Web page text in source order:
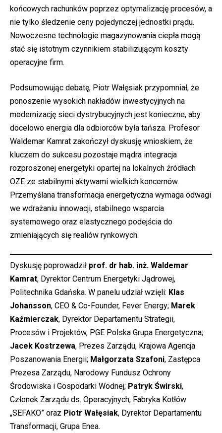
końcowych rachunków poprzez optymalizację procesów, a
nie tylko śledzenie ceny pojedynczej jednostki prądu.
Nowoczesne technologie magazynowania ciepła mogą
stać się istotnym czynnikiem stabilizującym koszty
operacyjne firm.
Podsumowując debatę, Piotr Wałęsiak przypomniał, że
ponoszenie wysokich nakładów inwestycyjnych na
modernizację sieci dystrybucyjnych jest konieczne, aby
docelowo energia dla odbiorców była tańsza. Profesor
Waldemar Kamrat zakończył dyskusję wnioskiem, że
kluczem do sukcesu pozostaje mądra integracja
rozproszonej energetyki opartej na lokalnych źródłach
OZE ze stabilnymi aktywami wielkich koncernów.
Przemyślana transformacja energetyczna wymaga odwagi
we wdrażaniu innowacji, stabilnego wsparcia
systemowego oraz elastycznego podejścia do
zmieniających się realiów rynkowych.
Dyskusję poprowadził prof. dr hab. inż. Waldemar
Kamrat, Dyrektor Centrum Energetyki Jądrowej,
Politechnika Gdańska. W panelu udział wzięli: Klas
Johansson, CEO & Co-Founder, Fever Energy; Marek
Kaźmierczak, Dyrektor Departamentu Strategii,
Procesów i Projektów, PGE Polska Grupa Energetyczna;
Jacek Kostrzewa, Prezes Zarządu, Krajowa Agencja
Poszanowania Energii; Małgorzata Szafoni, Zastępca
Prezesa Zarządu, Narodowy Fundusz Ochrony
Środowiska i Gospodarki Wodnej; Patryk Świrski,
Członek Zarządu ds. Operacyjnych, Fabryka Kotłów
„SEFAKO” oraz Piotr Wałęsiak, Dyrektor Departamentu
Transformacji, Grupa Enea.